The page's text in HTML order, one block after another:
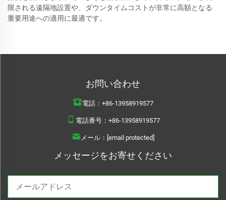
限される遠隔地設置や、ダウンタイムコストが非常に高額となる
重要用途への適用に最適です。
お問い合わせ
電話： +86-13958919577
電話番号： +86-13958919577
メール： [email protected]
メッセージをお寄せください